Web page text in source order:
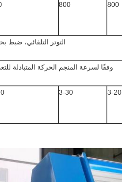
800
800
التوتر التلقائي، ضبط
وفقًا لسرعة المنجم الحركة المتبادلة
3-20
3-30